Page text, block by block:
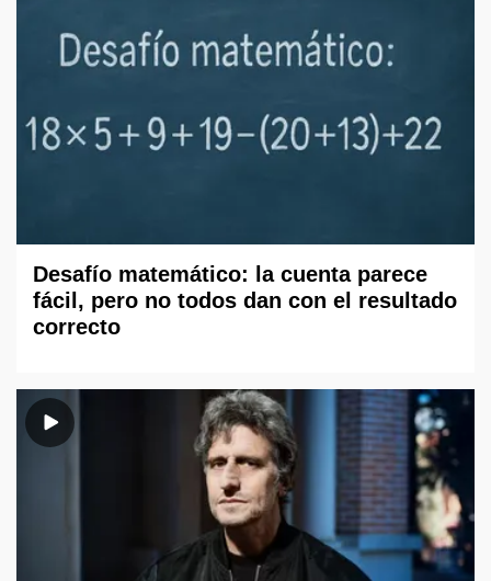
Desafío matemático: la cuenta parece
fácil, pero no todos dan con el resultado
correcto